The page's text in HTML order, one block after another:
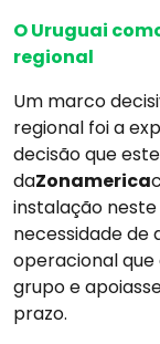
O Uruguai
regional
Um marco
regional foi a
decisão que
daZonamerica
instalação
necessidade de
operacional
grupo e
prazo.